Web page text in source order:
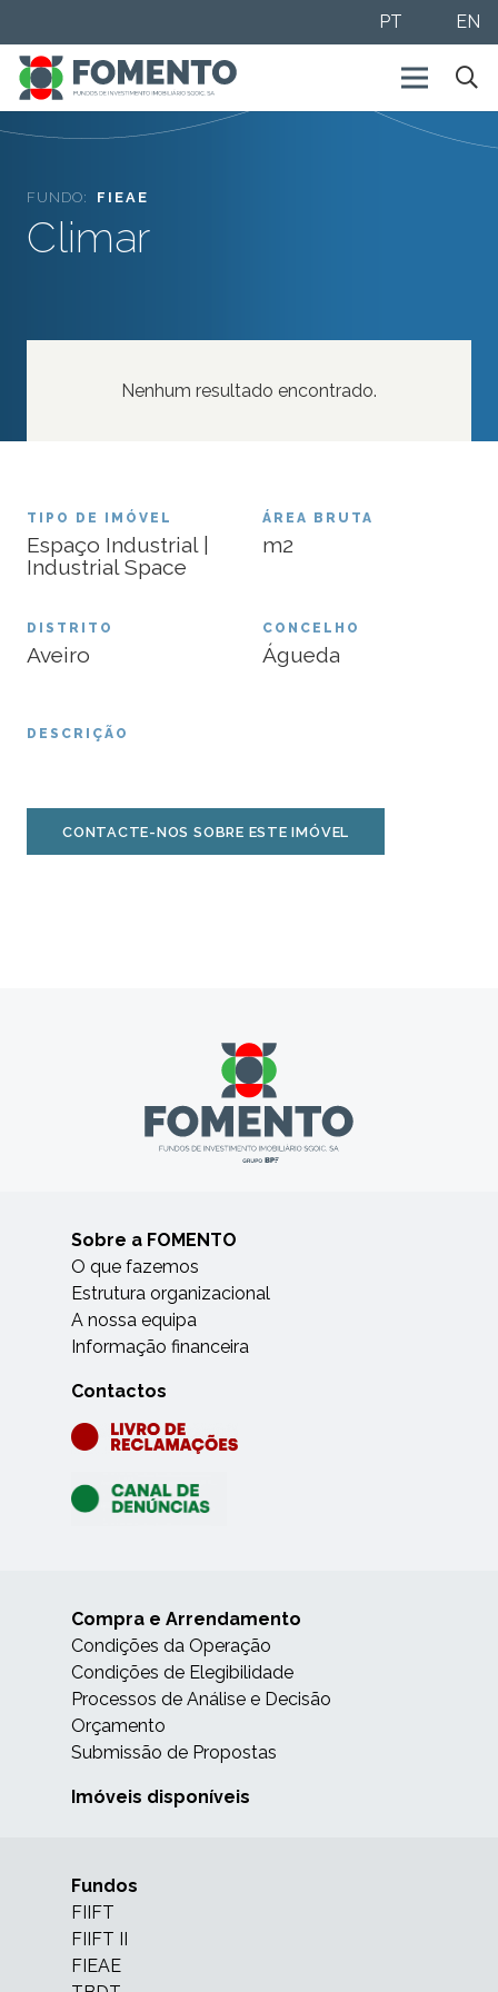
PT EN
Nenhum resultado encontrado.
FUNDO: FIEAE
Climar
TIPO DE IMÓVEL
Espaço Industrial |
Industrial Space
ÁREA BRUTA
m2
DISTRITO
Aveiro
CONCELHO
Águeda
DESCRIÇÃO
CONTACTE-NOS SOBRE ESTE IMÓVEL
Sobre a FOMENTO
O que fazemos
Estrutura organizacional
A nossa equipa
Informação financeira
Contactos
Compra e Arrendamento
Condições da Operação
Condições de Elegibilidade
Processos de Análise e Decisão
Orçamento
Submissão de Propostas
Imóveis disponíveis
Fundos
FIIFT
FIIFT II
FIEAE